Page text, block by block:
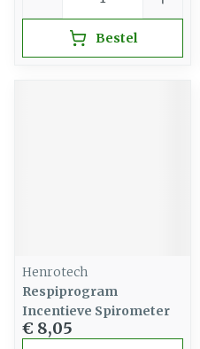
Bestel
Henrotech
Respiprogram
Incentieve Spirometer
€ 8,05